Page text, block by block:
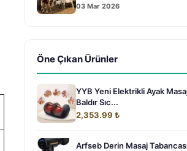
03 Mar 2026
Öne Çıkan Ürünler
YYB Yeni Elektrikli Ayak
Baldır Sıc...
2,353.99 ₺
Arfseb Derin Masaj